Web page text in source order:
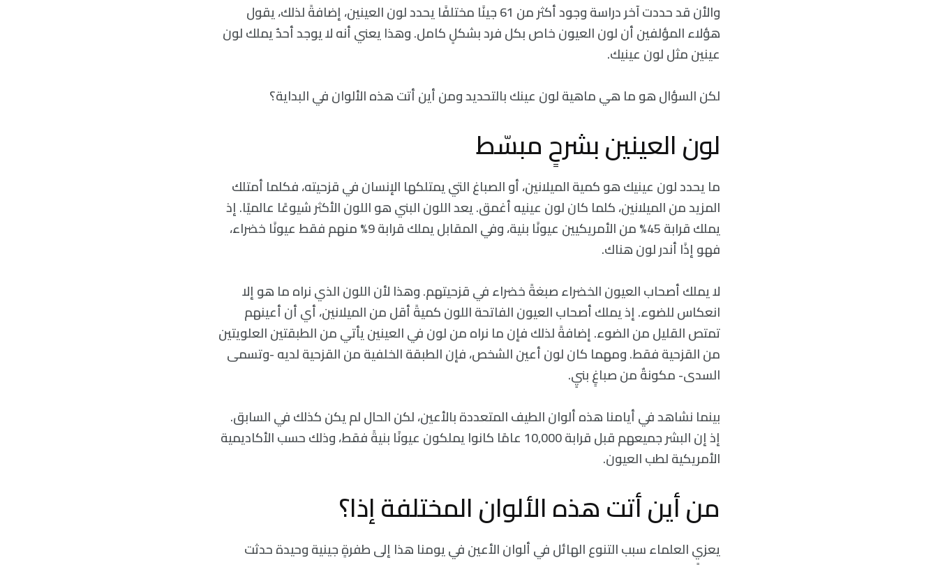
والأن قد حددت آخر دراسة وجود أكثر من 61 جينًا مختلفًا يحدد لون العينين، إضافةً لذلك، يقول
هؤلاء المؤلفين أن لون العيون خاص بكل فرد بشكلٍ كامل. وهذا يعني أنه لا يوجد أحدٌ يملك لون
عينين مثل لون عينيك.
لكن السؤال هو ما هي ماهية لون عينك بالتحديد ومن أين أتت هذه الألوان في البداية؟
لون العينين بشرحٍ مبسّط
ما يحدد لون عينيك هو كمية الميلانين، أو الصباغ التي يمتلكها الإنسان في قزحيته، فكلما أمتلك
المزيد من الميلانين، كلما كان لون عينيه أغمق. يعد اللون البني هو اللون الأكثر شيوعًا عالميًا. إذ
يملك قرابة 45% من الأمريكيين عيونًا بنية، وفي المقابل يملك قرابة 9% منهم فقط عيونًا خضراء،
فهو إذًا أندر لون هناك.
لا يملك أصحاب العيون الخضراء صبغةً خضراء في قزحيتهم. وهذا لأن اللون الذي نراه ما هو إلا
انعكاس للضوء. إذ يملك أصحاب العيون الفاتحة اللون كميةً أقل من الميلانين، أي أن أعينهم
تمتص القليل من الضوء. إضافةً لذلك فإن ما نراه من لون في العينين يأتي من الطبقتين العلويتين
من القزحية فقط. ومهما كان لون أعين الشخص، فإن الطبقة الخلفية من القزحية لديه -وتسمى
السدى- مكونةٌ من صباغٍ بنيٍ.
بينما نشاهد في أيامنا هذه ألوان الطيف المتعددة بالأعين، لكن الحال لم يكن كذلك في السابق.
إذ إن البشر جميعهم قبل قرابة 10,000 عامًا كانوا يملكون عيونًا بنيةً فقط، وذلك حسب الأكاديمية
الأمريكية لطب العيون.
من أين أتت هذه الألوان المختلفة إذا؟
يعزي العلماء سبب التنوع الهائل في ألوان الأعين في يومنا هذا إلى طفرةٍ جينية وحيدة حدثت